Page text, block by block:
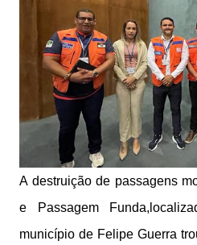
A destruição de passagens
e Passagem
município de Felipe Guerra